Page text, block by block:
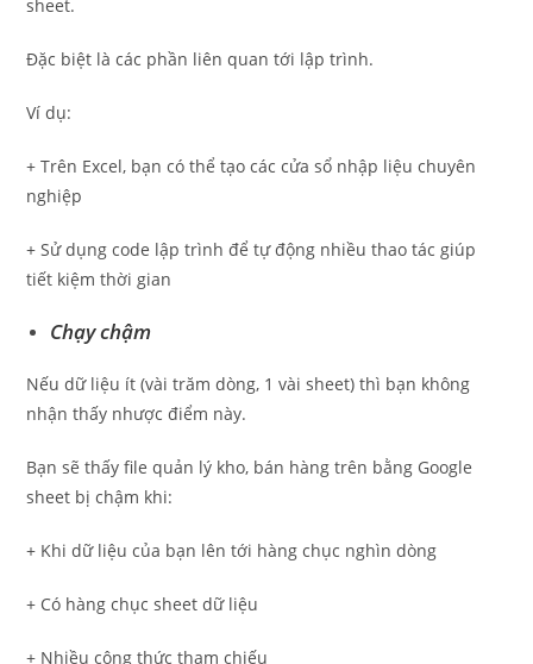
sheet.
Đặc biệt là các phần liên quan tới lập trình.
Ví dụ:
+ Trên Excel, bạn có thể tạo các cửa sổ nhập liệu chuyên
nghiệp
+ Sử dụng code lập trình để tự động nhiều thao tác giúp
tiết kiệm thời gian
Chạy chậm
Nếu dữ liệu ít (vài trăm dòng, 1 vài sheet) thì bạn không
nhận thấy nhược điểm này.
Bạn sẽ thấy file quản lý kho, bán hàng trên bằng Google
sheet bị chậm khi:
+ Khi dữ liệu của bạn lên tới hàng chục nghìn dòng
+ Có hàng chục sheet dữ liệu
+ Nhiều công thức tham chiếu